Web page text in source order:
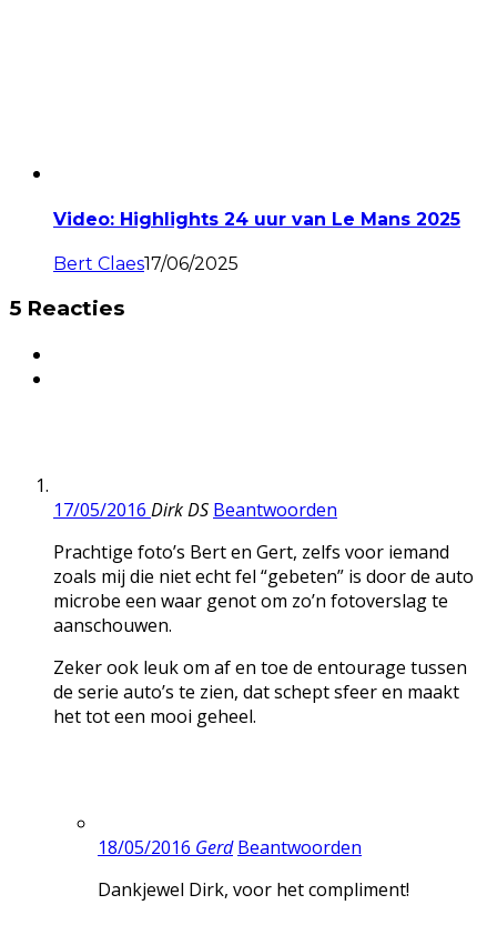
Video: Highlights 24 uur van Le Mans 2025
Bert Claes17/06/2025
5 Reacties
17/05/2016 Dirk DS Beantwoorden
Prachtige foto’s Bert en Gert, zelfs voor iemand
zoals mij die niet echt fel “gebeten” is door de auto
microbe een waar genot om zo’n fotoverslag te
aanschouwen.
Zeker ook leuk om af en toe de entourage tussen
de serie auto’s te zien, dat schept sfeer en maakt
het tot een mooi geheel.
18/05/2016 Gerd Beantwoorden
Dankjewel Dirk, voor het compliment!